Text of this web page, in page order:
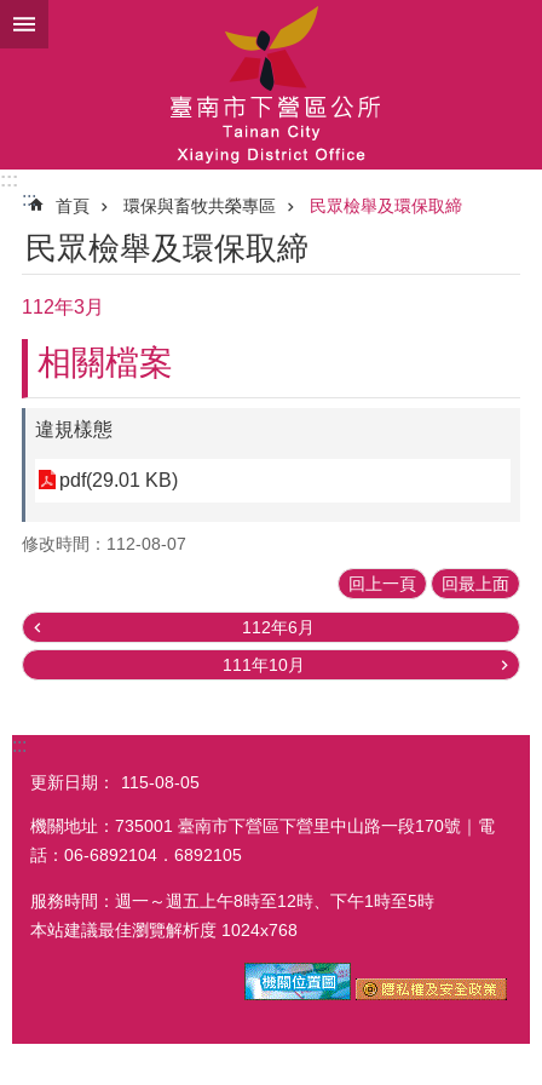
跳到主要內容區塊
:::
:::
首頁 環保與畜牧共榮專區 民眾檢舉及環保取締
民眾檢舉及環保取締
112年3月
相關檔案
違規樣態
pdf(29.01 KB)
修改時間：112-08-07
回上一頁 回最上面
112年6月
111年10月
:::
更新日期： 115-08-05
機關地址：735001 臺南市下營區下營里中山路一段170號｜電
話：06-6892104．6892105
服務時間：週一～週五上午8時至12時、下午1時至5時
本站建議最佳瀏覽解析度 1024x768